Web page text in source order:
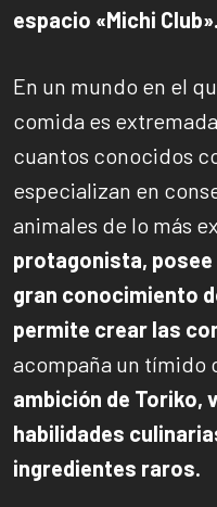
espacio «Michi Club».
En un mundo en el
comida es
cuantos conocidos
especializan en
animales de lo más
protagonista, posee
gran conocimiento
permite crear las
acompaña un tímido
ambición de Toriko,
habilidades
ingredientes raros.